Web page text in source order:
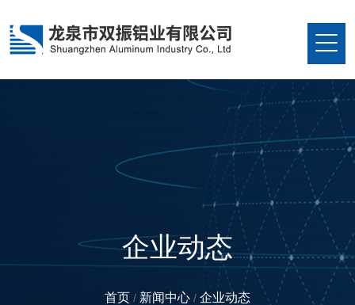
企业动态
首页 / 新闻中心 / 企业动态